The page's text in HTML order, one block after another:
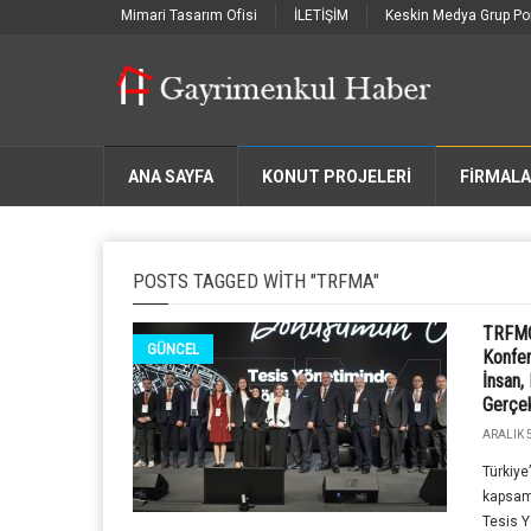
Mimari Tasarım Ofisi İLETİŞİM Keskin Medya Grup
ANA SAYFA KONUT PROJELERİ
POSTS TAGGED WITH "TRFMA"
GÜNCEL
İnsan,
ARALIK
Tesis